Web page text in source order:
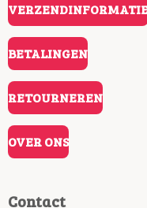
BETALINGEN
RETOURNEREN
OVER ONS
Contact